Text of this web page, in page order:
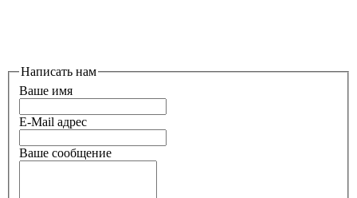
Написать нам
Ваше имя
E-Mail адрес
Ваше сообщение